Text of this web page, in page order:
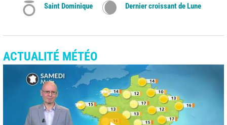
Saint Dominique
Dernier croissant de Lune
ACTUALITÉ MÉTÉO